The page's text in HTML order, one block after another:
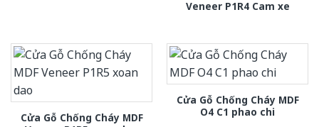
Veneer P1R4 Cam xe
Cửa Gỗ Chống Cháy MDF
Cửa Gỗ Chống Cháy MDF
O4 C1 phao chi